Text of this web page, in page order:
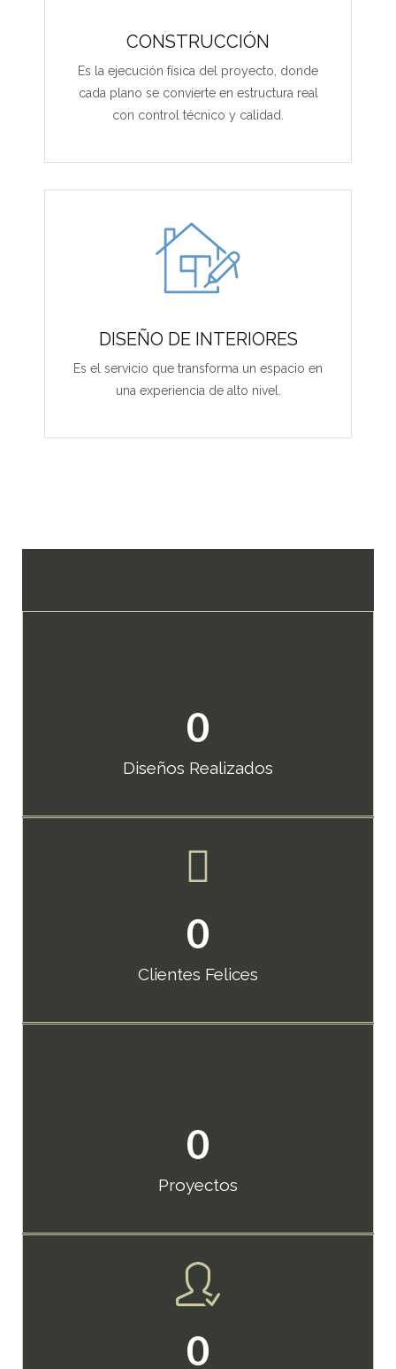
CONSTRUCCIÓN
Es la ejecución física del proyecto, donde
cada plano se convierte en estructura real
con control técnico y calidad.
DISEÑO DE INTERIORES
Es el servicio que transforma un espacio en
una experiencia de alto nivel.
Diseños Realizados
0
Clientes Felices
0
Proyectos
0
0